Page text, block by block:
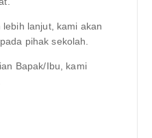
lanjut, kami akan
pihak sekolah.
Bapak/Ibu, kami